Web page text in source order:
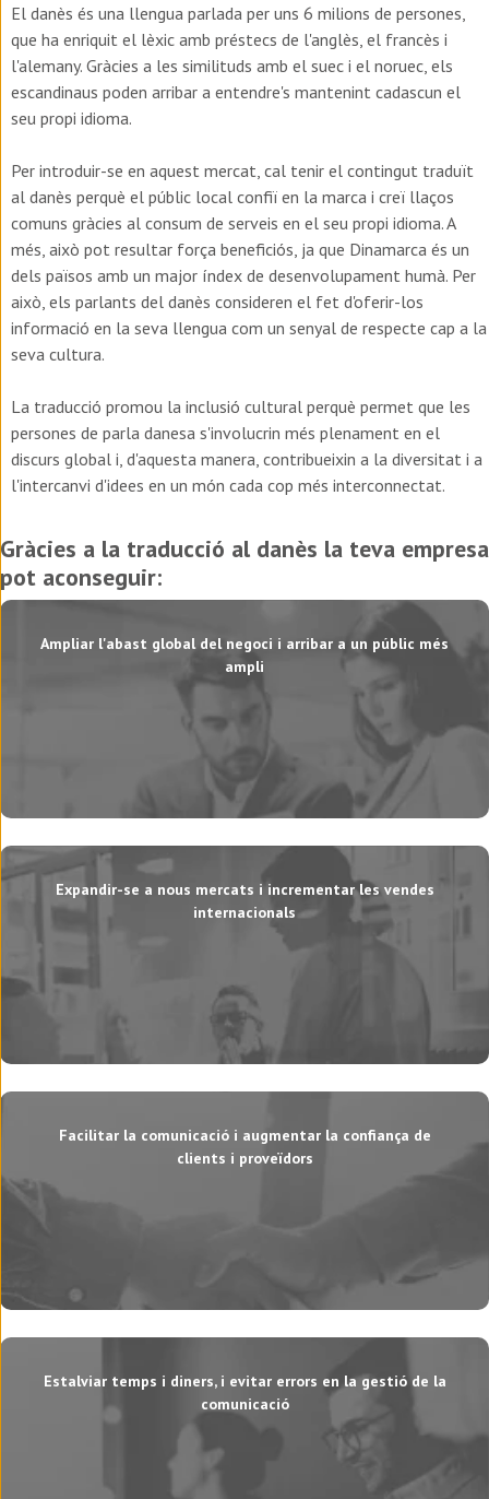
El danès és una llengua parlada per uns 6 milions de persones,
que ha enriquit el lèxic amb préstecs de l'anglès, el francès i
l'alemany. Gràcies a les similituds amb el suec i el noruec, els
escandinaus poden arribar a entendre's mantenint cadascun el
seu propi idioma.
Per introduir-se en aquest mercat, cal tenir el contingut traduït
al danès perquè el públic local confiï en la marca i creï llaços
comuns gràcies al consum de serveis en el seu propi idioma. A
més, això pot resultar força beneficiós, ja que Dinamarca és un
dels països amb un major índex de desenvolupament humà. Per
això, els parlants del danès consideren el fet d'oferir-los
informació en la seva llengua com un senyal de respecte cap a la
seva cultura.
La traducció promou la inclusió cultural perquè permet que les
persones de parla danesa s'involucrin més plenament en el
discurs global i, d'aquesta manera, contribueixin a la diversitat i a
l'intercanvi d'idees en un món cada cop més interconnectat.
Gràcies a la traducció al danès la teva empresa
pot aconseguir:
Ampliar l'abast global del negoci i arribar a un públic més
ampli
Expandir-se a nous mercats i incrementar les vendes
internacionals
Facilitar la comunicació i augmentar la confiança de
clients i proveïdors
Estalviar temps i diners, i evitar errors en la gestió de la
comunicació